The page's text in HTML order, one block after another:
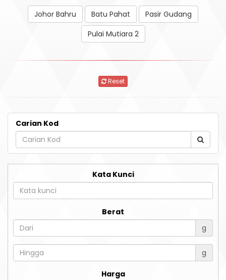
Johor Bahru Batu Pahat
Pasir Gudang
Pulai Mutiara 2
Reset
Carian Kod
Kata Kunci
Berat
g
g
Harga